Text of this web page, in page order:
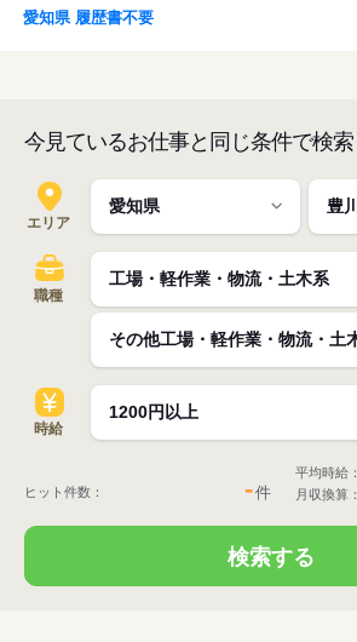
愛知県 履歴書不要
今見ているお仕事と同じ条件で検索
エリア
職種
時給
ヒット件数： -件
平均時給：
月収換算：
検索する